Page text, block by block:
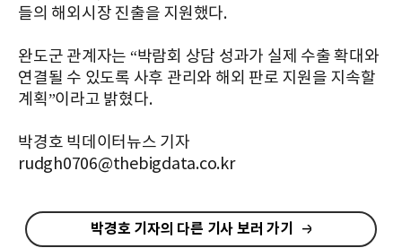
들의 해외시장 진출을 지원했다.
완도군 관계자는 “박람회 상담 성과가 실제 수출 확대와
연결될 수 있도록 사후 관리와 해외 판로 지원을 지속할
계획”이라고 밝혔다.
박경호 빅데이터뉴스 기자
rudgh0706@thebigdata.co.kr
박경호 기자의 다른 기사 보러 가기